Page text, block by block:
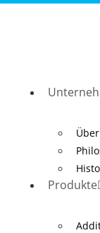
Produkte